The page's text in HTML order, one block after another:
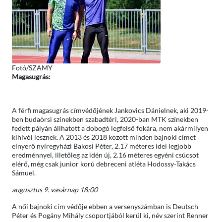
Fotó/SZAMY
Magasugrás:
A férfi magasugrás címvédőjének Jankovics Dánielnek, aki 2019-
ben budaörsi színekben szabadtéri, 2020-ban MTK színekben
fedett pályán állhatott a dobogó legfelső fokára, nem akármilyen
kihívói lesznek. A 2013 és 2018 között minden bajnoki címet
elnyerő nyíregyházi Bakosi Péter, 2.17 méteres idei legjobb
eredménnyel, illetőleg az idén új, 2.16 méteres egyéni csúcsot
elérő, még csak junior korú debreceni atléta Hodossy-Takács
Sámuel.
augusztus 9. vasárnap 18:00
A női bajnoki cím védője ebben a versenyszámban is Deutsch
Péter és Pogány Mihály csoportjából kerül ki, név szerint Renner